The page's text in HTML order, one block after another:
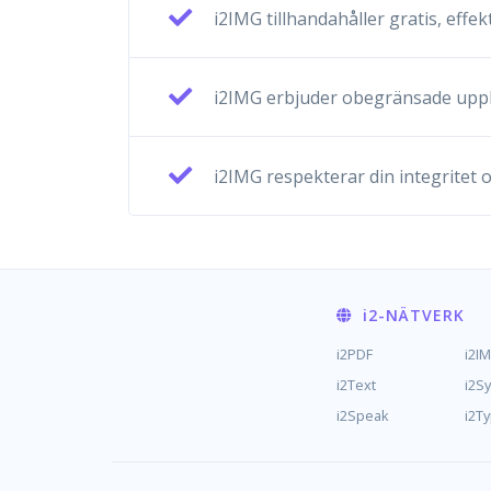
i2IMG tillhandahåller gratis,
i2IMG erbjuder obegränsade
i2IMG respekterar din integritet
i2-NÄTVERK
i2PDF
i2Text
i2Speak